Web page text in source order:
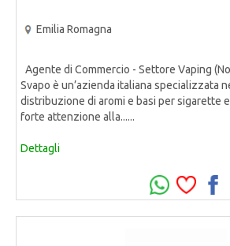
Emilia Romagna
Agente di Commercio - Settore Vaping
Svapo è un’azienda italiana specializzata
distribuzione di aromi e basi per sigarette
forte attenzione alla......
Dettagli